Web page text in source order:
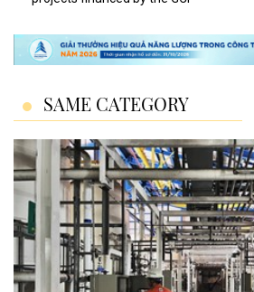
SAME CATEGORY